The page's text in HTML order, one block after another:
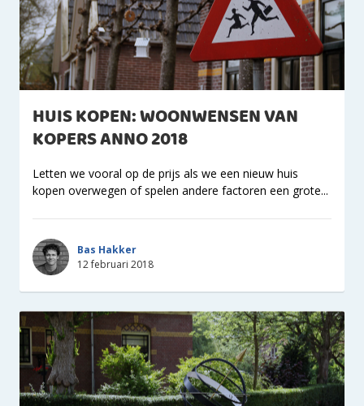
HUIS KOPEN: WOONWENSEN VAN
KOPERS ANNO 2018
Letten we vooral op de prijs als we een nieuw huis
kopen overwegen of spelen andere factoren een grote...
Bas Hakker
12 februari 2018